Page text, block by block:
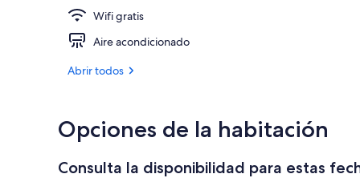
Wifi gratis
Aire acondicionado
Abrir todos
Opciones de la habitación
Consulta la disponibilidad para estas